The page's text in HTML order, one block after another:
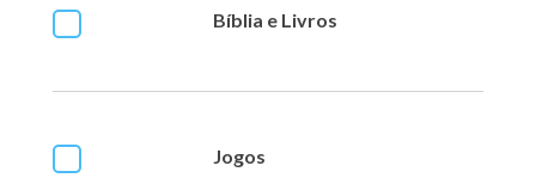
Bíblia e Livros
Jogos